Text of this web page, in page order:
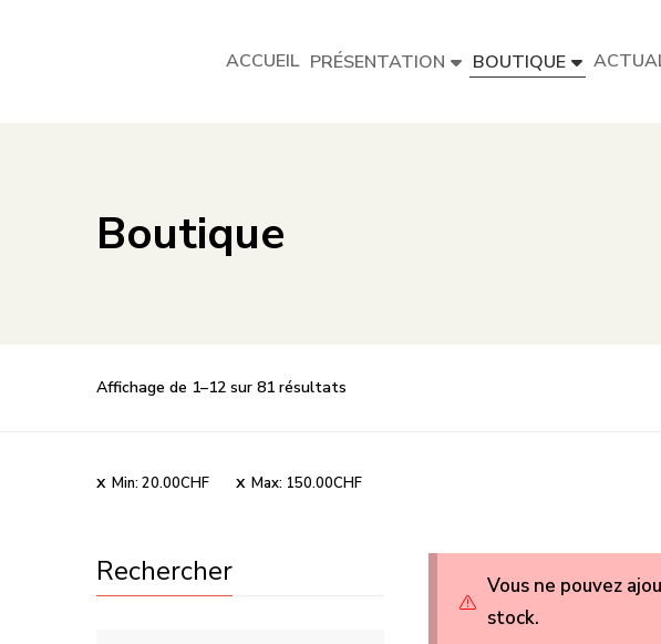
ACCUEIL PRÉSENTATION BOUTIQUE
Boutique
Affichage de 1–12 sur 81 résultats
Min: 20.00CHF Max: 150.00CHF
Vous ne pouvez
stock.
Rechercher